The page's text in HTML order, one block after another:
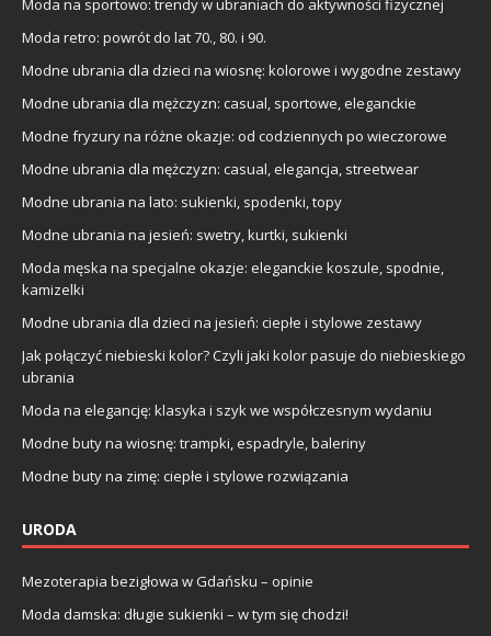
Moda na sportowo: trendy w ubraniach do aktywności fizycznej
Moda retro: powrót do lat 70., 80. i 90.
Modne ubrania dla dzieci na wiosnę: kolorowe i wygodne zestawy
Modne ubrania dla mężczyzn: casual, sportowe, eleganckie
Modne fryzury na różne okazje: od codziennych po wieczorowe
Modne ubrania dla mężczyzn: casual, elegancja, streetwear
Modne ubrania na lato: sukienki, spodenki, topy
Modne ubrania na jesień: swetry, kurtki, sukienki
Moda męska na specjalne okazje: eleganckie koszule, spodnie,
kamizelki
Modne ubrania dla dzieci na jesień: ciepłe i stylowe zestawy
Jak połączyć niebieski kolor? Czyli jaki kolor pasuje do niebieskiego
ubrania
Moda na elegancję: klasyka i szyk we współczesnym wydaniu
Modne buty na wiosnę: trampki, espadryle, baleriny
Modne buty na zimę: ciepłe i stylowe rozwiązania
URODA
Mezoterapia bezigłowa w Gdańsku – opinie
Moda damska: długie sukienki – w tym się chodzi!